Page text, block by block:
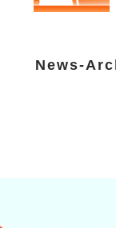
News-